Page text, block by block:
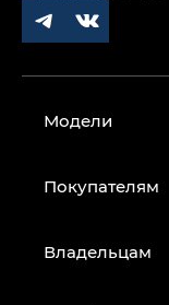
Модели
Покупателям
Владельцам